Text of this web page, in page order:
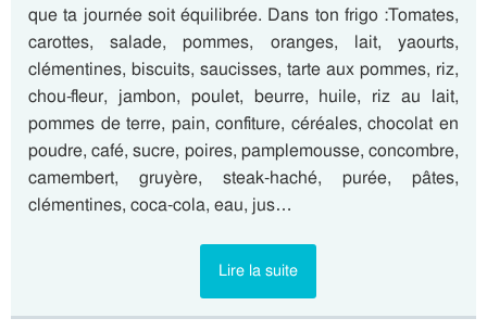
que ta journée soit équilibrée. Dans ton frigo :Tomates,
carottes, salade, pommes, oranges, lait, yaourts,
clémentines, biscuits, saucisses, tarte aux pommes, riz,
chou-fleur, jambon, poulet, beurre, huile, riz au lait,
pommes de terre, pain, confiture, céréales, chocolat en
poudre, café, sucre, poires, pamplemousse, concombre,
camembert, gruyère, steak-haché, purée, pâtes,
clémentines, coca-cola, eau, jus…
Lire la suite